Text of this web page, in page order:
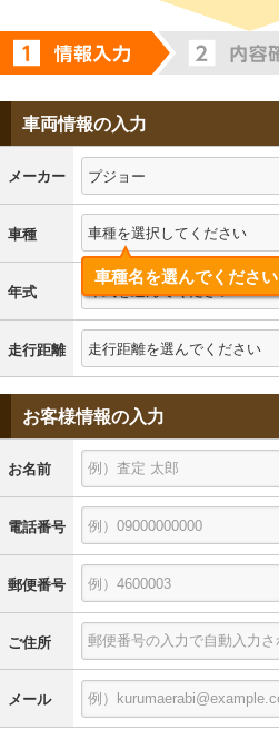
車両情報の入力
メーカー プジョー
車種 車種を選択してください
車種名を選んでください
年式 年式を選んでください
走行距離 走行距離を選んでください
お客様情報の入力
お名前
電話番号
郵便番号
ご住所
メール